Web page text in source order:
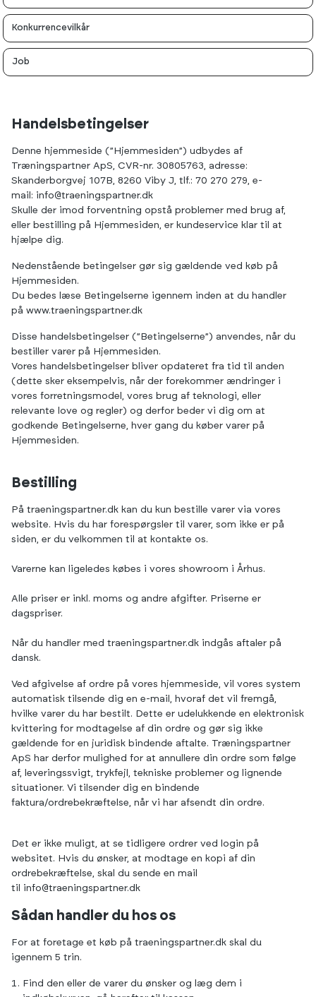
Konkurrencevilkår
Job
Handelsbetingelser
Denne hjemmeside (”Hjemmesiden”) udbydes af
Træningspartner ApS, CVR-nr. 30805763, adresse:
Skanderborgvej 107B, 8260 Viby J, tlf.: 70 270 279, e-
mail: info@traeningspartner.dk
Skulle der imod forventning opstå problemer med brug af,
eller bestilling på Hjemmesiden, er kundeservice klar til at
hjælpe dig.
Nedenstående betingelser gør sig gældende ved køb på
Hjemmesiden.
Du bedes læse Betingelserne igennem inden at du handler
på www.traeningspartner.dk
Disse handelsbetingelser (”Betingelserne”) anvendes, når du
bestiller varer på Hjemmesiden.
Vores handelsbetingelser bliver opdateret fra tid til anden
(dette sker eksempelvis, når der forekommer ændringer i
vores forretningsmodel, vores brug af teknologi, eller
relevante love og regler) og derfor beder vi dig om at
godkende Betingelserne, hver gang du køber varer på
Hjemmesiden.
Bestilling
På traeningspartner.dk kan du kun bestille varer via vores
website. Hvis du har forespørgsler til varer, som ikke er på
siden, er du velkommen til at kontakte os.
Varerne kan ligeledes købes i vores showroom i Århus.
Alle priser er inkl. moms og andre afgifter. Priserne er
dagspriser.
Når du handler med traeningspartner.dk indgås aftaler på
dansk.
Ved afgivelse af ordre på vores hjemmeside, vil vores system
automatisk tilsende dig en e-mail, hvoraf det vil fremgå,
hvilke varer du har bestilt. Dette er udelukkende en elektronisk
kvittering for modtagelse af din ordre og gør sig ikke
gældende for en juridisk bindende aftalte. Træningspartner
ApS har derfor mulighed for at annullere din ordre som følge
af, leveringssvigt, trykfejl, tekniske problemer og lignende
situationer. Vi tilsender dig en bindende
faktura/ordrebekræftelse, når vi har afsendt din ordre.
Det er ikke muligt, at se tidligere ordrer ved login på
websitet. Hvis du ønsker, at modtage en kopi af din
ordrebekræftelse, skal du sende en mail
til info@traeningspartner.dk
Sådan handler du hos os
For at foretage et køb på traeningspartner.dk skal du
igennem 5 trin.
Find den eller de varer du ønsker og læg dem i